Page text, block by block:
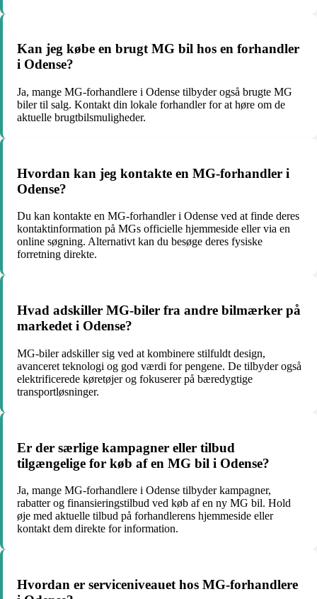
Kan jeg købe en brugt MG bil hos en forhandler
i Odense?
Ja, mange MG-forhandlere i Odense tilbyder også brugte MG
biler til salg. Kontakt din lokale forhandler for at høre om de
aktuelle brugtbilsmuligheder.
Hvordan kan jeg kontakte en MG-forhandler i
Odense?
Du kan kontakte en MG-forhandler i Odense ved at finde deres
kontaktinformation på MGs officielle hjemmeside eller via en
online søgning. Alternativt kan du besøge deres fysiske
forretning direkte.
Hvad adskiller MG-biler fra andre bilmærker på
markedet i Odense?
MG-biler adskiller sig ved at kombinere stilfuldt design,
avanceret teknologi og god værdi for pengene. De tilbyder også
elektrificerede køretøjer og fokuserer på bæredygtige
transportløsninger.
Er der særlige kampagner eller tilbud
tilgængelige for køb af en MG bil i Odense?
Ja, mange MG-forhandlere i Odense tilbyder kampagner,
rabatter og finansieringstilbud ved køb af en ny MG bil. Hold
øje med aktuelle tilbud på forhandlerens hjemmeside eller
kontakt dem direkte for information.
Hvordan er serviceniveauet hos MG-forhandlere